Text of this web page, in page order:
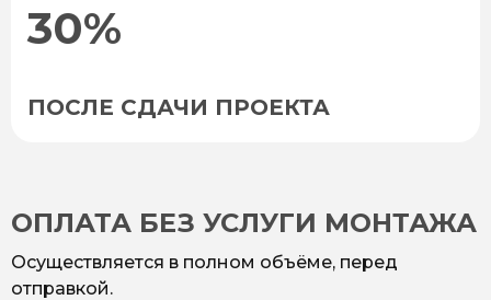
30%
ПОСЛЕ СДАЧИ ПРОЕКТА
ОПЛАТА БЕЗ УСЛУГИ МОНТАЖА
Осуществляется в полном объёме, перед
отправкой.